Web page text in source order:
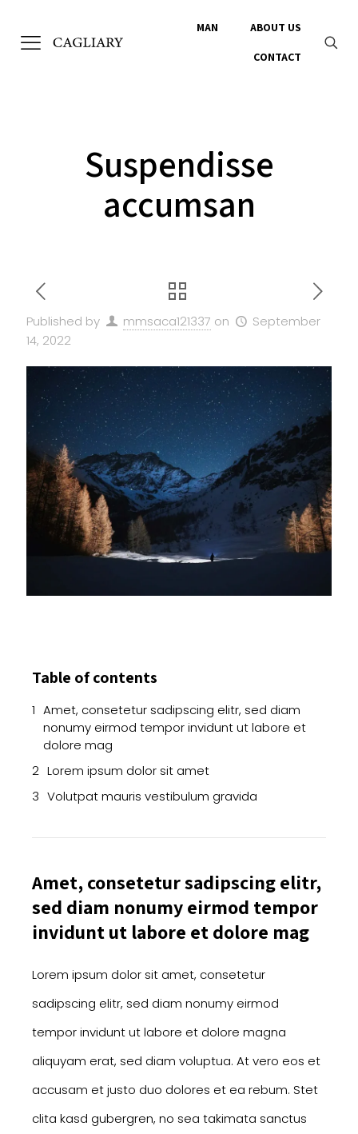
MAN ABOUT US
CONTACT
Suspendisse
accumsan
Published by mmsaca121337 on
September
14, 2022
Table of contents
Amet, consetetur sadipscing elitr, sed diam
nonumy eirmod tempor invidunt ut labore et
dolore mag
Lorem ipsum dolor sit amet
Volutpat mauris vestibulum gravida
Amet, consetetur sadipscing elitr,
sed diam nonumy eirmod tempor
invidunt ut labore et dolore mag
Lorem ipsum dolor sit amet, consetetur
sadipscing elitr, sed diam nonumy eirmod
tempor invidunt ut labore et dolore magna
aliquyam erat, sed diam voluptua. At vero eos et
accusam et justo duo dolores et ea rebum. Stet
clita kasd gubergren, no sea takimata sanctus